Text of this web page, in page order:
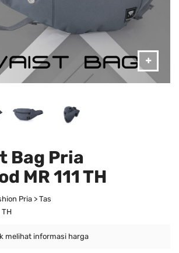
Bag Pria
MR 111 TH
Pria > Tas
TH
melihat informasi harga